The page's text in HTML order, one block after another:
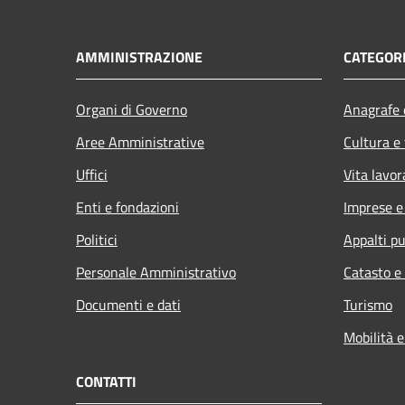
AMMINISTRAZIONE
Organi di Governo
Aree Amministrative
Uffici
Enti e fondazioni
Politici
Personale Amministrativo
Documenti e dati
Cultura
Vita
Imprese
Appalti
Catasto
Turismo
Mobilità
CONTATTI